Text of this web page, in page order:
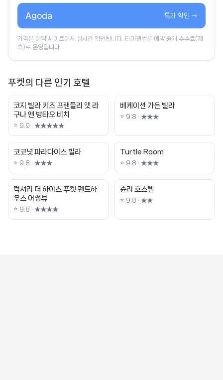
Agoda 특가 확인 →
가격은 예약 사이트에서 실시간 확인됩니다. 타이웰컴은 예약 중개 수수료(제
휴)로 운영됩니다.
푸켓의 다른 인기 호텔
코지 빌라 키즈 프랜들리 앳 라
구나 앤 방타오 비치
⭐ 9.9 · ★★★★★
베케이션 가든 빌라
⭐ 9.8 · ★★★
코코넛 파라다이스 빌라
⭐ 9.8 · ★★★
Turtle Room
⭐ 9.8 · ★★★
럭셔리 더 하이츠 푸켓 펜트하
우스 어썸뷰
⭐ 9.8 · ★★★★
슌리 호스텔
⭐ 9.8 · ★★